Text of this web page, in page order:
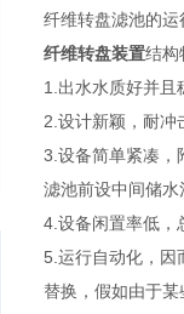
纤维转盘滤池的
纤维转盘装置结构
1.出水水质好并且
2.设计新颖，耐冲
3.设备简单紧凑，
滤池前设中间储
4.设备闲置率低，
5.运行自动化，因
替换，假如由于